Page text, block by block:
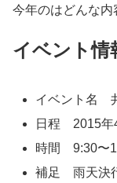
今年のはどんな内
イベント情
イベント名
日程 2015年
時間 9:30〜
補足 雨天決